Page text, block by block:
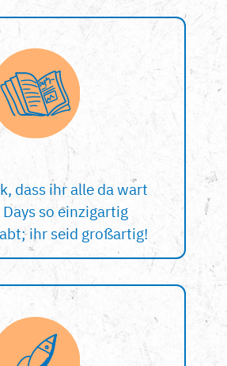
dass ihr alle da wart
so einzigartig
ihr seid großartig!